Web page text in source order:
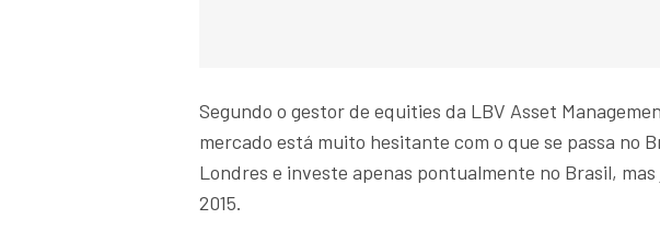
Segundo o gestor de equities da LBV Asset
mercado está muito hesitante com o que se passa no
Londres e investe apenas pontualmente no Brasil,
2015.